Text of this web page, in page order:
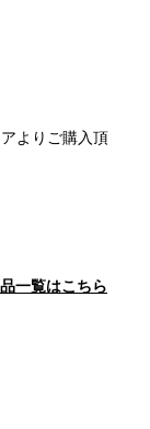
よりご購入頂
一覧はこちら